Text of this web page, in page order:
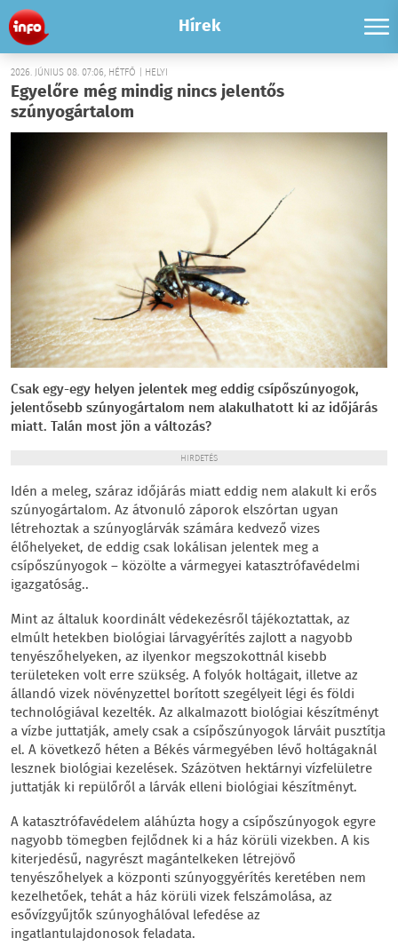
Hírek
2026. JÚNIUS 08. 07:06, HÉTFŐ | HELYI
Egyelőre még mindig nincs jelentős
szúnyogártalom
Csak egy-egy helyen jelentek meg eddig csípőszúnyogok,
jelentősebb szúnyogártalom nem alakulhatott ki az időjárás
miatt. Talán most jön a változás?
HIRDETÉS
Idén a meleg, száraz időjárás miatt eddig nem alakult ki erős
szúnyogártalom. Az átvonuló záporok elszórtan ugyan
létrehoztak a szúnyoglárvák számára kedvező vizes
élőhelyeket, de eddig csak lokálisan jelentek meg a
csípőszúnyogok – közölte a vármegyei katasztrófavédelmi
igazgatóság..
Mint az általuk koordinált védekezésről tájékoztattak, az
elmúlt hetekben biológiai lárvagyérítés zajlott a nagyobb
tenyészőhelyeken, az ilyenkor megszokottnál kisebb
területeken volt erre szükség. A folyók holtágait, illetve az
állandó vizek növényzettel borított szegélyeit légi és földi
technológiával kezelték. Az alkalmazott biológiai készítményt
a vízbe juttatják, amely csak a csípőszúnyogok lárváit pusztítja
el. A következő héten a Békés vármegyében lévő holtágaknál
lesznek biológiai kezelések. Százötven hektárnyi vízfelületre
juttatják ki repülőről a lárvák elleni biológiai készítményt.
A katasztrófavédelem aláhúzta hogy a csípőszúnyogok egyre
nagyobb tömegben fejlődnek ki a ház körüli vizekben. A kis
kiterjedésű, nagyrészt magántelkeken létrejövő
tenyészőhelyek a központi szúnyoggyérítés keretében nem
kezelhetőek, tehát a ház körüli vizek felszámolása, az
esővízgyűjtők szúnyoghálóval lefedése az
ingatlantulajdonosok feladata.